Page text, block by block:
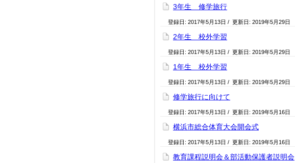
3年生 修学旅行
登録日: 2017年5月13日 / 更新日: 2019年5月29日
2年生 校外学習
登録日: 2017年5月13日 / 更新日: 2019年5月29日
1年生 校外学習
登録日: 2017年5月13日 / 更新日: 2019年5月29日
修学旅行に向けて
登録日: 2017年5月13日 / 更新日: 2019年5月16日
横浜市総合体育大会開会式
登録日: 2017年5月13日 / 更新日: 2019年5月16日
教育課程説明会＆部活動保護者説明会